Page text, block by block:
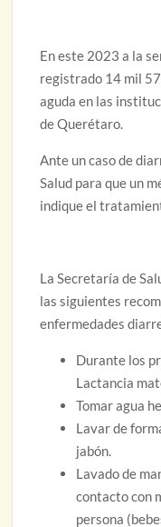
En este 2023 a la
registrado 14 mil
aguda en las
de Querétaro.
Ante un caso de
Salud para que un
indique el
La Secretaría de
las siguientes
enfermedades
Durante los
Lactancia
Tomar agua
Lavar de
jabón.
Lavado de
contacto con
persona